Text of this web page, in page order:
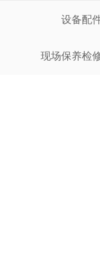
设备配
现场保养检